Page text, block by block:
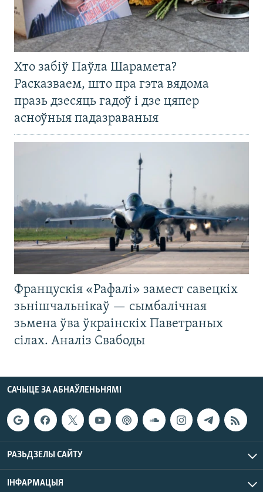
Хто забіў Паўла Шарамета?
Расказваем, што пра гэта вядома
празь дзесяць гадоў і дзе цяпер
асноўныя падазраваныя
Францускія «Рафалі» замест савецкіх
зьнішчальнікаў — сымбалічная
зьмена ўва ўкраінскіх Паветраных
сілах. Аналіз Свабоды
САЧЫЦЕ ЗА АБНАЎЛЕНЬНЯМІ
РАЗЬДЗЕЛЫ САЙТУ
ІНФАРМАЦЫЯ